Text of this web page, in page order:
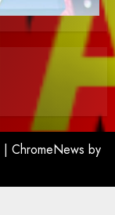
| ChromeNews by